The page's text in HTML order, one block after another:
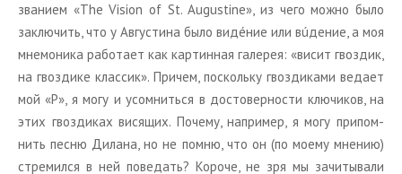
зва­ни­ем «The Vision of St. Augustine», из чего можно было
за­клю­чить, что у Ав­гу­сти­на было видéние или вúдение, а моя
мне­мо­ни­ка ра­бо­та­ет как кар­тин­ная га­ле­рея: «висит гвоз­дик,
на гвоз­ди­ке клас­сик». При­чем, по­сколь­ку гвоз­ди­ка­ми ве­да­ет
мой «Р», я могу и усо­мнить­ся в до­сто­вер­но­сти клю­чи­ков, на
этих гвоз­ди­ках ви­ся­щих. По­че­му, на­при­мер, я могу при­пом­
нить песню Ди­ла­на, но не помню, что он (по моему мне­нию)
стре­мил­ся в ней по­ве­дать? Ко­ро­че, не зря мы за­чи­ты­ва­ли